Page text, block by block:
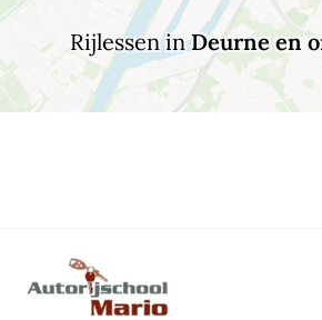
Rijlessen inDeurne en